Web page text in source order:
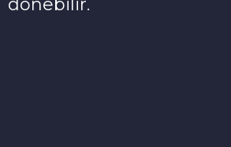
dönebilir.